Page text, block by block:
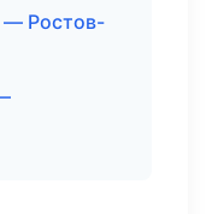
— Ростов-